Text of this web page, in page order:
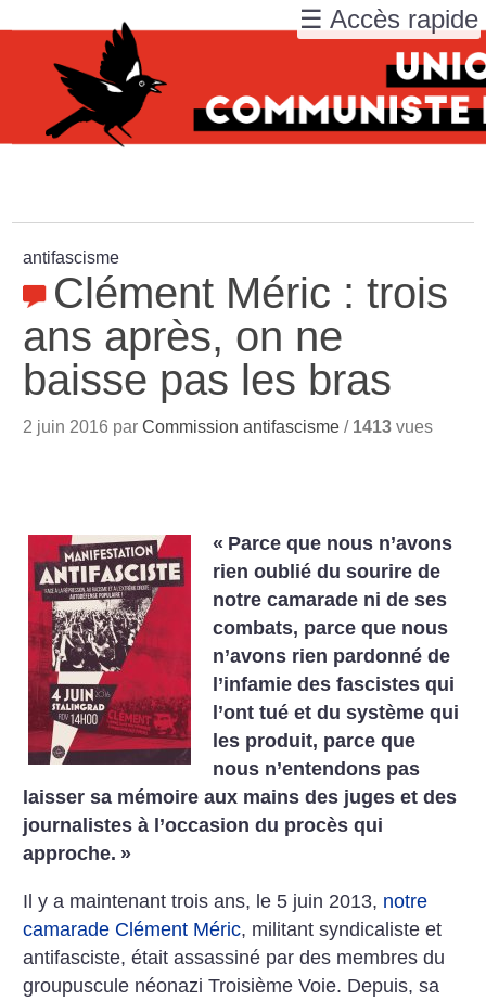
antifascisme
Clément Méric : trois
ans après, on ne
baisse pas les bras
2 juin 2016 parCommission antifascisme / 1413 vues
« Parce que nous n’avons
rien oublié du sourire de
notre camarade ni de ses
combats, parce que nous
n’avons rien pardonné de
l’infamie des fascistes qui
l’ont tué et du système qui
les produit, parce que
nous n’entendons pas
laisser sa mémoire aux mains des juges et des
journalistes à l’occasion du procès qui
approche. »
Il y a maintenant trois ans, le 5 juin 2013, notre
camarade Clément Méric, militant syndicaliste et
antifasciste, était assassiné par des membres du
groupuscule néonazi Troisième Voie. Depuis, sa
☰ Accès rapide